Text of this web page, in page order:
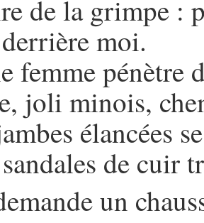
de la grimpe :
moi.
femme pénètre
joli minois,
élancées
de cuir
un